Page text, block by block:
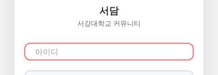
서담
서강대학교 커뮤니티